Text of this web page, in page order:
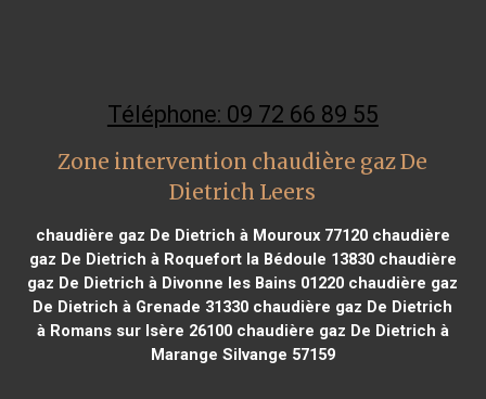
Téléphone: 09 72 66 89 55
Zone intervention chaudière gaz De
Dietrich Leers
chaudière gaz De Dietrich à Mouroux 77120chaudière
gaz De Dietrich à Roquefort la Bédoule 13830chaudière
gaz De Dietrich à Divonne les Bains 01220 chaudière gaz
De Dietrich à Grenade 31330 chaudière gaz De Dietrich
à Romans sur Isère 26100chaudière gaz De Dietrich à
Marange Silvange 57159